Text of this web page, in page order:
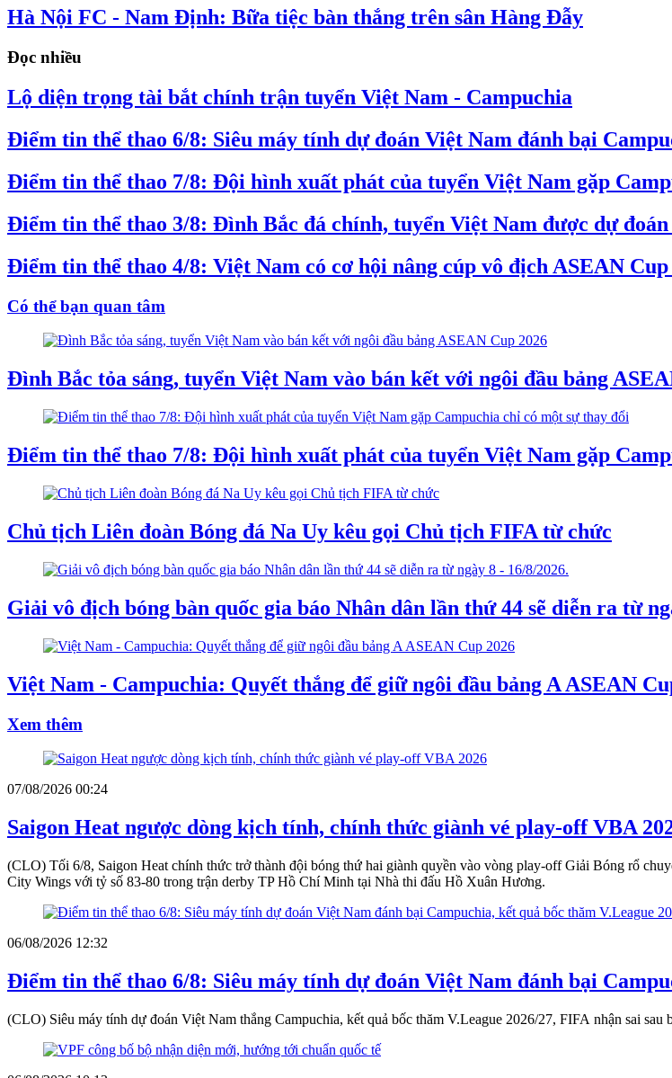
Hà Nội FC - Nam Định: Bữa tiệc bàn thắng trên sân Hàng Đẫy
Đọc nhiều
Lộ diện trọng tài bắt chính trận tuyển Việt Nam - Campuchia
Điểm tin thể thao 6/8: Siêu máy tính dự đoán Việt Nam đánh bại
Điểm tin thể thao 7/8: Đội hình xuất phát của tuyển Việt Nam gặp
Điểm tin thể thao 3/8: Đình Bắc đá chính, tuyển Việt Nam được dự
Điểm tin thể thao 4/8: Việt Nam có cơ hội nâng cúp vô địch ASEAN
Có thể bạn quan tâm
Đình Bắc tỏa sáng, tuyển Việt Nam vào bán kết với ngôi đầu bảng
Điểm tin thể thao 7/8: Đội hình xuất phát của tuyển Việt Nam gặp
Chủ tịch Liên đoàn Bóng đá Na Uy kêu gọi Chủ tịch FIFA từ chức
Giải vô địch bóng bàn quốc gia báo Nhân dân lần thứ 44 sẽ diễn ra từ
Việt Nam - Campuchia: Quyết thắng để giữ ngôi đầu bảng A ASEAN
Xem thêm
07/08/2026 00:24
Saigon Heat ngược dòng kịch tính, chính thức giành vé play-off VBA
(CLO) Tối 6/8, Saigon Heat chính thức trở thành đội bóng thứ hai giành quyền vào vòng play-off Giải Bóng rổ
City Wings với tỷ số 83-80 trong trận derby TP Hồ Chí Minh tại Nhà thi đấu Hồ Xuân Hương.
06/08/2026 12:32
Điểm tin thể thao 6/8: Siêu máy tính dự đoán Việt Nam đánh bại
(CLO) Siêu máy tính dự đoán Việt Nam thắng Campuchia, kết quả bốc thăm V.League 2026/27, FIFA nhận sai